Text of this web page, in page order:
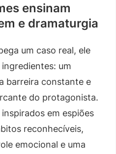
ensinam
e dramaturgia
um caso real, ele
um
barreira constante e
do protagonista.
em espiões
reconhecíveis,
emocional e uma